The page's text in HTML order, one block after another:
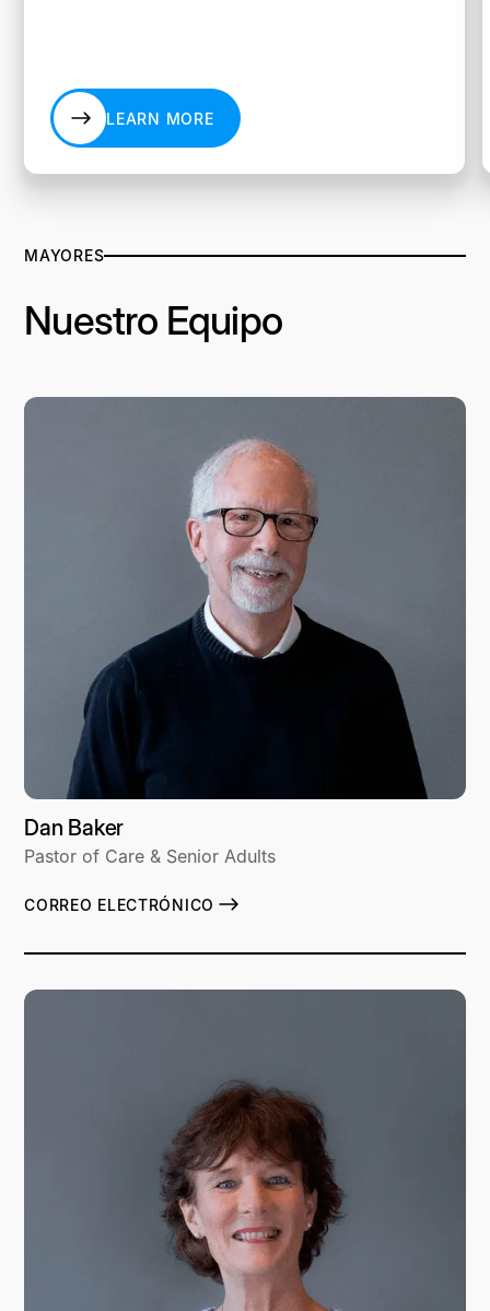
LEARN MORE
LEARN MORE
MAYORES
Nuestro Equipo
Dan Baker
Pastor of Care & Senior Adults
CORREO ELECTRÓNICO